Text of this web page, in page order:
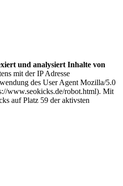
und analysiert Inhalte von
mit der IP Adresse
des User Agent Mozilla/5.0
www.seokicks.de/robot.html). Mit
auf Platz 59 der aktivsten